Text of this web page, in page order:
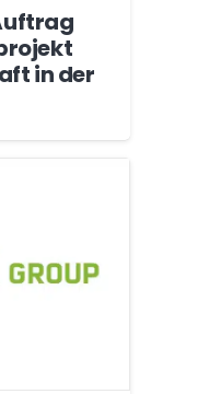
in der